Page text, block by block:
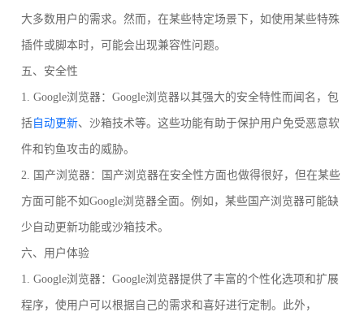
大多数用户的需求。然而，在某些特定场景下，如使用某些特殊
插件或脚本时，可能会出现兼容性问题。
五、安全性
1. Google浏览器：Google浏览器以其强大的安全特性而闻名，包
括自动更新、沙箱技术等。这些功能有助于保护用户免受恶意软
件和钓鱼攻击的威胁。
2. 国产浏览器：国产浏览器在安全性方面也做得很好，但在某些
方面可能不如Google浏览器全面。例如，某些国产浏览器可能缺
少自动更新功能或沙箱技术。
六、用户体验
1. Google浏览器：Google浏览器提供了丰富的个性化选项和扩展
程序，使用户可以根据自己的需求和喜好进行定制。此外，